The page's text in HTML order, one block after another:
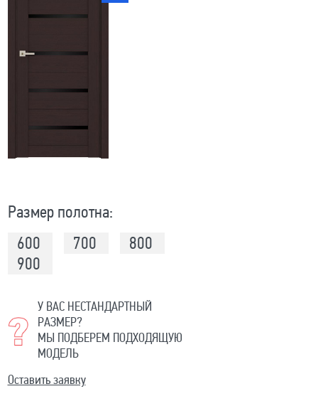
Размер полотна:
600
700
800
900
У ВАС НЕСТАНДАРТНЫЙ
РАЗМЕР?
МЫ ПОДБЕРЕМ ПОДХОДЯЩУЮ
МОДЕЛЬ
Оставить заявку